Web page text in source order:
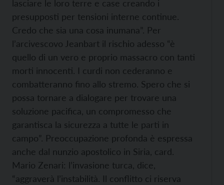
lasciare le loro terre e case creando i
presupposti per tensioni interne continue.
Credo che sia una cosa inumana”. Per
l’arcivescovo Jeanbart il rischio adesso “è
quello di un vero e proprio massacro con tanti
morti innocenti. I curdi non cederanno e
combatteranno fino allo stremo. Spero che si
possa tornare a dialogare per trovare una
soluzione pacifica, un compromesso che
garantisca la sicurezza a tutte le parti in
campo”. Preoccupazione profonda è espressa
anche dal nunzio apostolico in Siria, card.
Mario Zenari: l’invasione turca, dice,
“aggraverà l’instabilità. Il conflitto ci riserva